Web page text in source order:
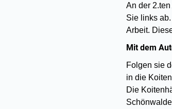
An der
Sie links
Arbeit.
Mit dem
Folgen sie
in die
Die